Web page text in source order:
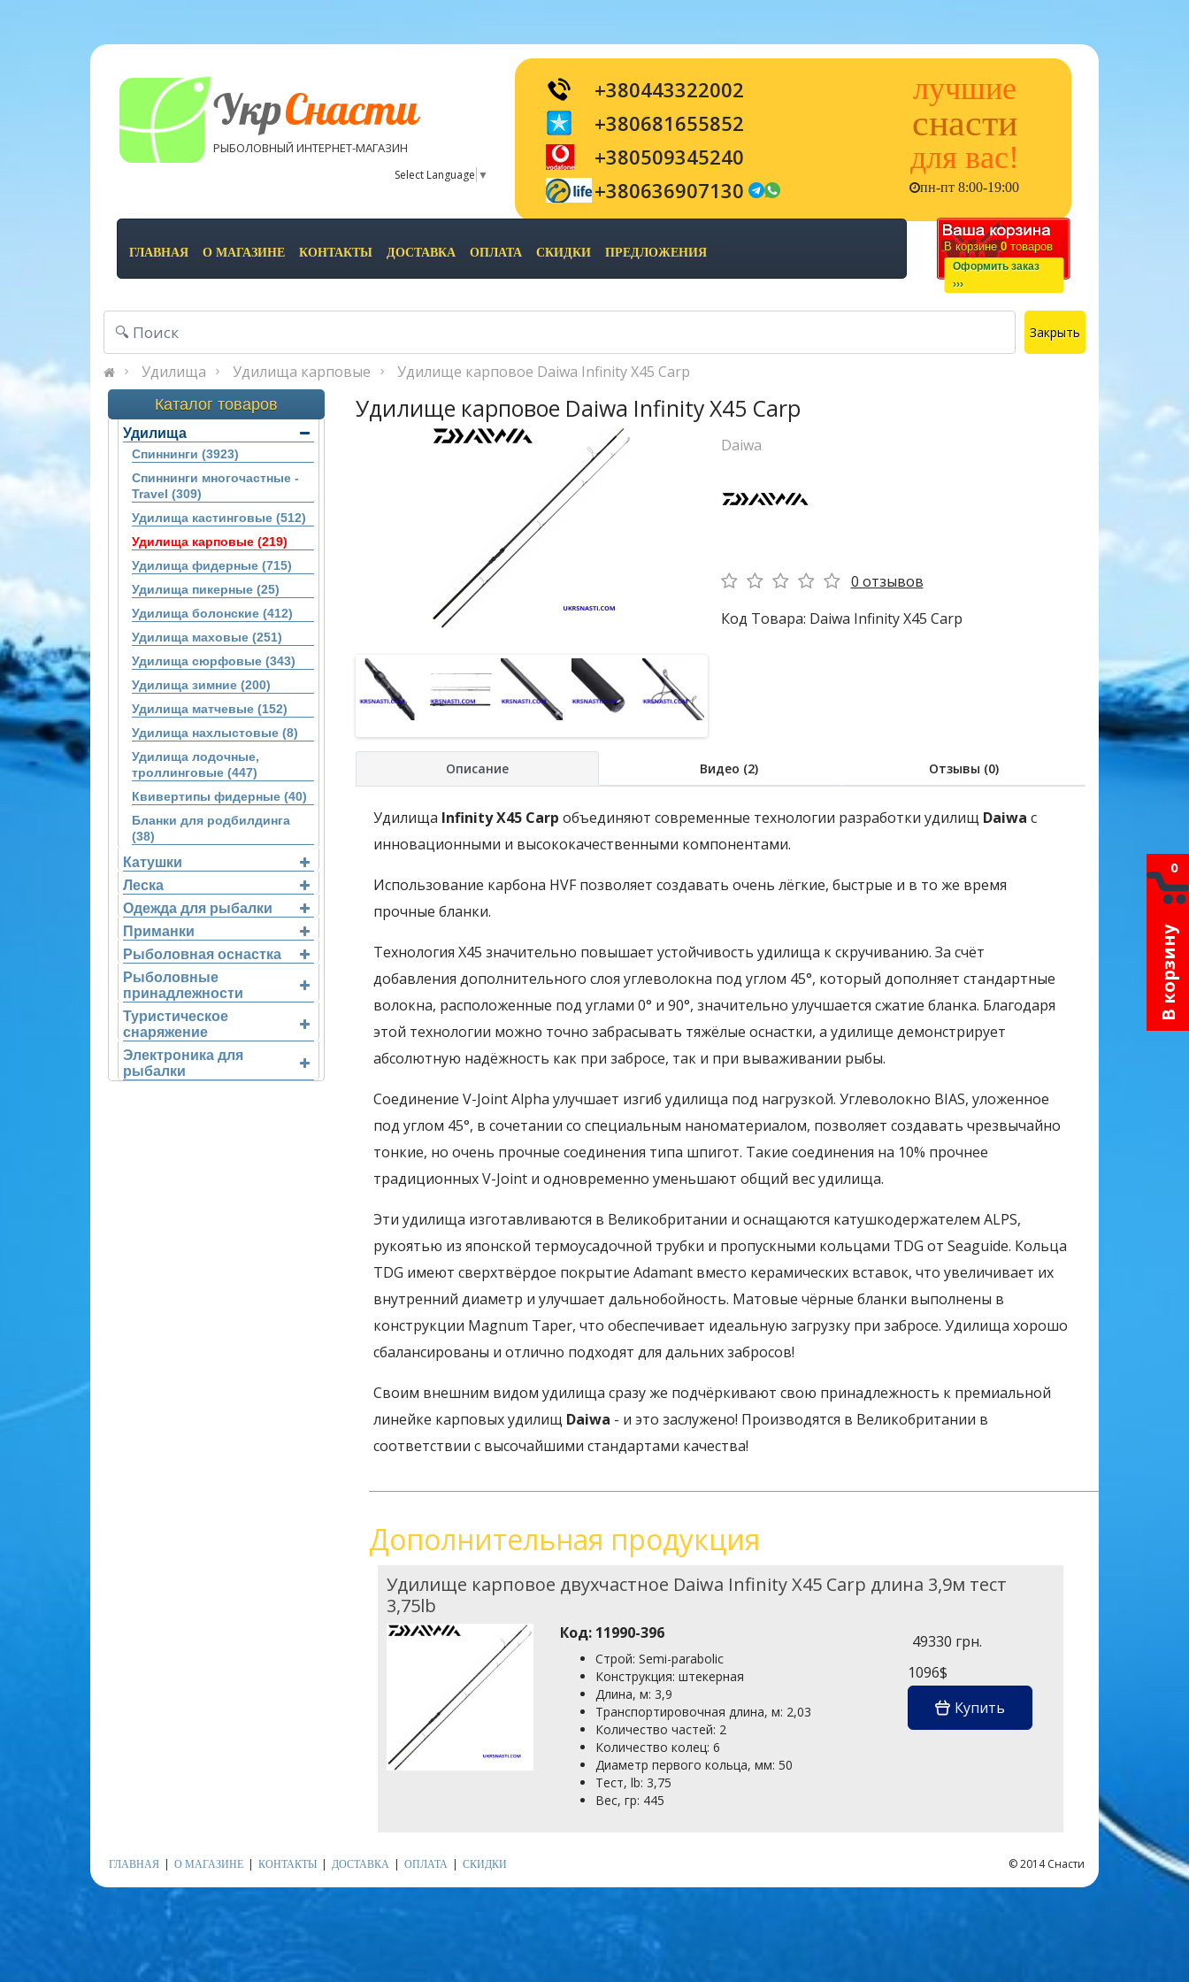
УкрСнасти
РЫБОЛОВНЫЙ ИНТЕРНЕТ-МАГАЗИН
Select Language ▼
+380443322002
+380681655852
+380509345240
+380636907130
лучшие
снасти
для вас!
пн-пт 8:00-19:00
ГЛАВНАЯ О МАГАЗИНЕ КОНТАКТЫ ДОСТАВКА ОПЛАТА СКИДКИ ПРЕДЛОЖЕНИЯ В корзине 0 товаров
Оформить заказ
›››
Закрыть
Удилища Удилища карповые Удилище карповое Daiwa Infinity X45 Carp
Каталог товаров
Удилища
Спиннинги (3923)
Спиннинги многочастные -
Travel (309)
Удилища кастинговые (512)
Удилища карповые (219)
Удилища фидерные (715)
Удилища пикерные (25)
Удилища болонские (412)
Удилища маховые (251)
Удилища сюрфовые (343)
Удилища зимние (200)
Удилища матчевые (152)
Удилища нахлыстовые (8)
Удилища лодочные,
троллинговые (447)
Квивертипы фидерные (40)
Бланки для родбилдинга
(38)
Катушки
Леска
Одежда для рыбалки
Приманки
Рыболовная оснастка
Рыболовные
принадлежности
Туристическое
снаряжение
Электроника для
рыбалки
Удилище карповое Daiwa Infinity X45 Carp
Daiwa
0 отзывов
Код Товара: Daiwa Infinity X45 Carp
Описание Видео (2) Отзывы (0)
Удилища Infinity X45 Carp объединяют современные технологии разработки удилищ Daiwa с
инновационными и высококачественными компонентами.
Использование карбона HVF позволяет создавать очень лёгкие, быстрые и в то же время
прочные бланки.
Технология X45 значительно повышает устойчивость удилища к скручиванию. За счёт
добавления дополнительного слоя углеволокна под углом 45°, который дополняет стандартные
волокна, расположенные под углами 0° и 90°, значительно улучшается сжатие бланка. Благодаря
этой технологии можно точно забрасывать тяжёлые оснастки, а удилище демонстрирует
абсолютную надёжность как при забросе, так и при вываживании рыбы.
Соединение V-Joint Alpha улучшает изгиб удилища под нагрузкой. Углеволокно BIAS, уложенное
под углом 45°, в сочетании со специальным наноматериалом, позволяет создавать чрезвычайно
тонкие, но очень прочные соединения типа шпигот. Такие соединения на 10% прочнее
традиционных V-Joint и одновременно уменьшают общий вес удилища.
Эти удилища изготавливаются в Великобритании и оснащаются катушкодержателем ALPS,
рукоятью из японской термоусадочной трубки и пропускными кольцами TDG от Seaguide. Кольца
TDG имеют сверхтвёрдое покрытие Adamant вместо керамических вставок, что увеличивает их
внутренний диаметр и улучшает дальнобойность. Матовые чёрные бланки выполнены в
конструкции Magnum Taper, что обеспечивает идеальную загрузку при забросе. Удилища хорошо
сбалансированы и отлично подходят для дальних забросов!
Своим внешним видом удилища сразу же подчёркивают свою принадлежность к премиальной
линейке карповых удилищ Daiwa - и это заслужено! Производятся в Великобритании в
соответствии с высочайшими стандартами качества!
Дополнительная продукция
Удилище карповое двухчастное Daiwa Infinity X45 Carp длина 3,9м тест
3,75lb
Код: 11990-396
Строй: Semi-parabolic
Конструкция: штекерная
Длина, м: 3,9
Транспортировочная длина, м: 2,03
Количество частей: 2
Количество колец: 6
Диаметр первого кольца, мм: 50
Тест, lb: 3,75
Вес, гр: 445
49330 грн.
1096$
Купить
ГЛАВНАЯ О МАГАЗИНЕ КОНТАКТЫ ДОСТАВКА ОПЛАТА СКИДКИ © 2014 Снасти
0
В корзину